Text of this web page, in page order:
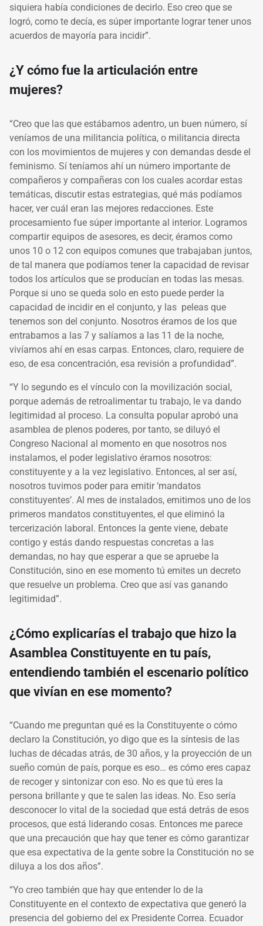
siquiera había condiciones de decirlo. Eso creo que se
logró, como te decía, es súper importante lograr tener unos
acuerdos de mayoría para incidir”.
¿Y cómo fue la articulación entre
mujeres?
“Creo que las que estábamos adentro, un buen número, sí
veníamos de una militancia política, o militancia directa
con los movimientos de mujeres y con demandas desde el
feminismo. Sí teníamos ahí un número importante de
compañeros y compañeras con los cuales acordar estas
temáticas, discutir estas estrategias, qué más podíamos
hacer, ver cuál eran las mejores redacciones. Este
procesamiento fue súper importante al interior. Logramos
compartir equipos de asesores, es decir, éramos como
unos 10 o 12 con equipos comunes que trabajaban juntos,
de tal manera que podíamos tener la capacidad de revisar
todos los artículos que se producían en todas las mesas.
Porque si uno se queda solo en esto puede perder la
capacidad de incidir en el conjunto, y las peleas que
tenemos son del conjunto. Nosotros éramos de los que
entrabamos a las 7 y salíamos a las 11 de la noche,
vivíamos ahí en esas carpas. Entonces, claro, requiere de
eso, de esa concentración, esa revisión a profundidad”.
“Y lo segundo es el vínculo con la movilización social,
porque además de retroalimentar tu trabajo, le va dando
legitimidad al proceso. La consulta popular aprobó una
asamblea de plenos poderes, por tanto, se diluyó el
Congreso Nacional al momento en que nosotros nos
instalamos, el poder legislativo éramos nosotros:
constituyente y a la vez legislativo. Entonces, al ser así,
nosotros tuvimos poder para emitir ‘mandatos
constituyentes’. Al mes de instalados, emitimos uno de los
primeros mandatos constituyentes, el que eliminó la
tercerización laboral. Entonces la gente viene, debate
contigo y estás dando respuestas concretas a las
demandas, no hay que esperar a que se apruebe la
Constitución, sino en ese momento tú emites un decreto
que resuelve un problema. Creo que así vas ganando
legitimidad”.
¿Cómo explicarías el trabajo que hizo la
Asamblea Constituyente en tu país,
entendiendo también el escenario político
que vivían en ese momento?
“Cuando me preguntan qué es la Constituyente o cómo
declaro la Constitución, yo digo que es la síntesis de las
luchas de décadas atrás, de 30 años, y la proyección de un
sueño común de país, porque es eso… es cómo eres capaz
de recoger y sintonizar con eso. No es que tú eres la
persona brillante y que te salen las ideas. No. Eso sería
desconocer lo vital de la sociedad que está detrás de esos
procesos, que está liderando cosas. Entonces me parece
que una precaución que hay que tener es cómo garantizar
que esa expectativa de la gente sobre la Constitución no se
diluya a los dos años”.
“Yo creo también que hay que entender lo de la
Constituyente en el contexto de expectativa que generó la
presencia del gobierno del ex Presidente Correa. Ecuador